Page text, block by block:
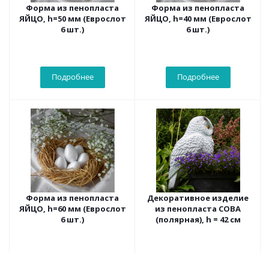
Форма из пенопласта
ЯЙЦО, h=50 мм (Еврослот
6 шт.)
Подробнее
Форма из пенопласта
ЯЙЦО, h=40 мм (Еврослот
6 шт.)
Подробнее
Форма из пенопласта
ЯЙЦО, h=60 мм (Еврослот
6 шт.)
Декоративное изделие
из пенопласта СОВА
(полярная), h = 42 см